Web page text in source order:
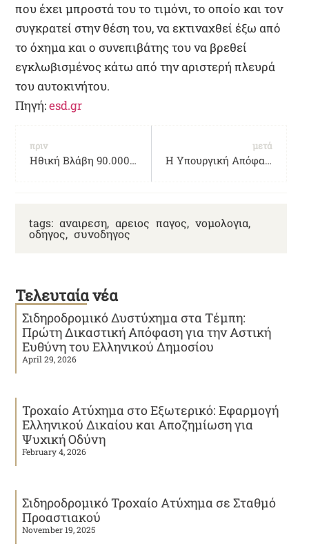
που έχει μπροστά του το τιμόνι, το οποίο και τον
συγκρατεί στην θέση του, να εκτιναχθεί έξω από
το όχημα και ο συνεπιβάτης του να βρεθεί
εγκλωβισμένος κάτω από την αριστερή πλευρά
του αυτοκινήτου.
Πηγή:esd.gr
πριν
Ηθική Βλάβη 90.000 ευρώ στον ευρισκόμενο σε κατάσταση άγρυπνου κώματος
μετά
Η Υπουργική Απόφαση για την τακτοποίηση αυθαίρετων με το νέο νόμο 4495-2017
tags:αναιρεση,αρειος παγος,νομολογια,
οδηγος,συνοδηγος
Τελευταία νέα
Σιδηροδρομικό Δυστύχημα στα Τέμπη:
Πρώτη Δικαστική Απόφαση για την Αστική
Ευθύνη του Ελληνικού Δημοσίου
April 29, 2026
Τροχαίο Ατύχημα στο Εξωτερικό: Εφαρμογή
Ελληνικού Δικαίου και Αποζημίωση για
Ψυχική Οδύνη
February 4, 2026
Σιδηροδρομικό Τροχαίο Ατύχημα σε Σταθμό
Προαστιακού
November 19, 2025